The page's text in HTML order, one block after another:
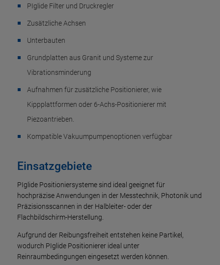
PIglide Filter und Druckregler
Zusätzliche Achsen
Unterbauten
Grundplatten aus Granit und Systeme zur
Vibrationsminderung
Aufnahmen für zusätzliche Positionierer, wie
Kippplattformen oder 6-Achs-Positionierer mit
Piezoantrieben.
Kompatible Vakuumpumpenoptionen verfügbar
Einsatzgebiete
PIglide Positioniersysteme sind ideal geeignet für
hochpräzise Anwendungen in der Messtechnik, Photonik und
Präzisionsscannen in der Halbleiter- oder der
Flachbildschirm-Herstellung.
Aufgrund der Reibungsfreiheit entstehen keine Partikel,
wodurch PIglide Positionierer ideal unter
Reinraumbedingungen eingesetzt werden können.